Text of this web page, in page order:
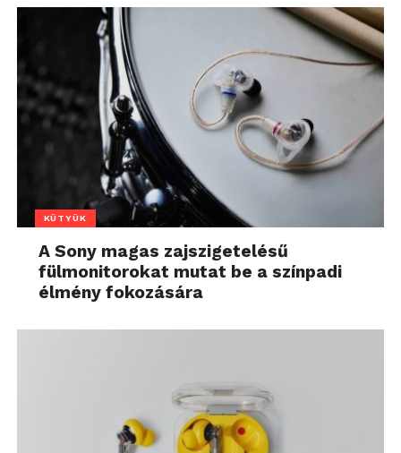
KÜTYÜK
A Sony magas zajszigetelésű
fülmonitorokat mutat be a színpadi
élmény fokozására